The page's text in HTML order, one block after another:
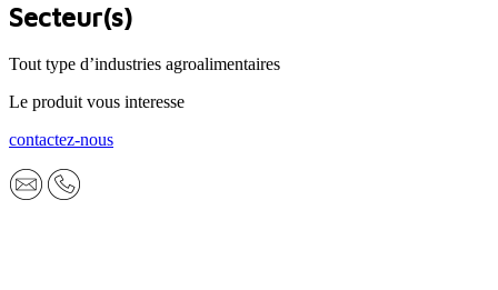
Secteur(s)
Tout type d’industries agroalimentaires
Le produit vous interesse
contactez-nous